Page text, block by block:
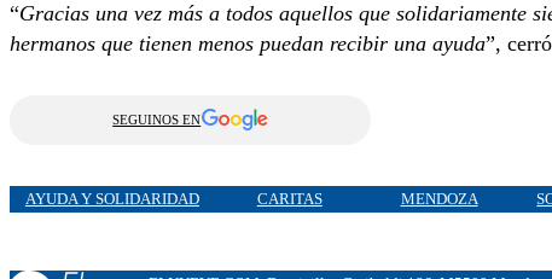
“Gracias una vez más a todos aquellos que solidariamente
hermanos que tienen menos puedan recibir una ayuda”, cerró
SEGUINOS EN
AYUDA Y SOLIDARIDAD CARITAS MENDOZA